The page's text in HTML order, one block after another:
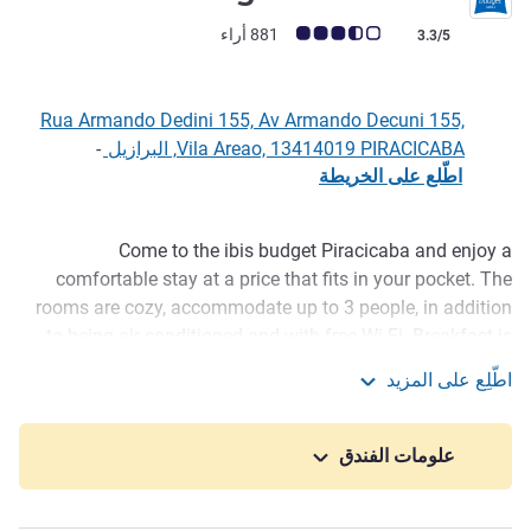
ملاحظة أراء العملاء (رأي ALL)
3.3/5 881 أراء
Rua Armando Dedini 155, Av Armando Decuni 155,
Vila Areao, 13414019 PIRACICABA, البرازيل
-
اطّلع على الخريطة
الوصف
Come to the ibis budget Piracicaba and enjoy a
comfortable stay at a price that fits in your pocket. The
rooms are cozy, accommodate up to 3 people, in addition
complete and perfect to start the day. Take advantage of
the convenience store, with drinks and quick snacks. In
addition, the ibis budget hotel in Piracicaba has a business
center and kids' space. Children 12 and under and small
The ibis budget Piracicaba is located in the main
اطّلِع على المزيد
علومات الفندق